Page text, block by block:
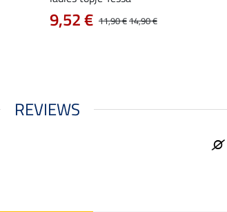
11,90 €14,90 €
9,52 €
REVIEWS